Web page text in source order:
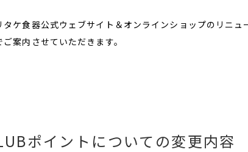
タケ食器公式ウェブサイト＆オンラインショップのリニ
ご案内させていただきます。
ポイントについての変更内容